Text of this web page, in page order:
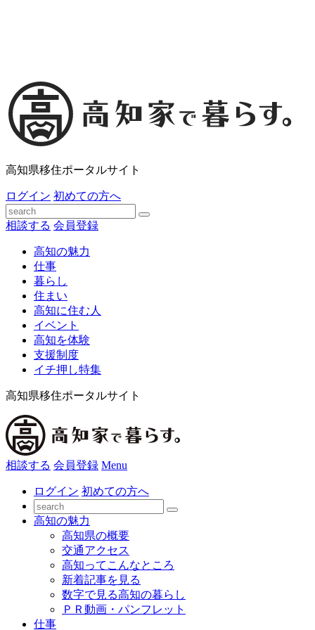
高知県移住ポータルサイト
ログイン 初めての方へ
相談する 会員登録
高知の魅力
仕事
暮らし
住まい
高知に住む人
イベント
高知を体験
支援制度
イチ押し特集
高知県移住ポータルサイト
相談する 会員登録 Menu
ログイン 初めての方へ
高知の魅力
高知県の概要
交通アクセス
高知ってこんなところ
新着記事を見る
数字で見る高知の暮らし
ＰＲ動画・パンフレット
仕事